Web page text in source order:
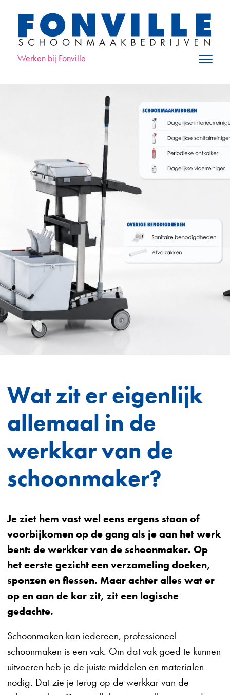
Werken bij Fonville
Wat zit er eigenlijk
allemaal in de
werkkar van de
schoonmaker?
Je ziet hem vast wel eens ergens staan of
voorbijkomen op de gang als je aan het werk
bent: de werkkar van de schoonmaker. Op
het eerste gezicht een verzameling doeken,
sponzen en flessen. Maar achter alles wat er
op en aan de kar zit, zit een logische
gedachte.
Schoonmaken kan iedereen, professioneel
schoonmaken is een vak. Om dat vak goed te kunnen
uitvoeren heb je de juiste middelen en materialen
nodig. Dat zie je terug op de werkkar van de